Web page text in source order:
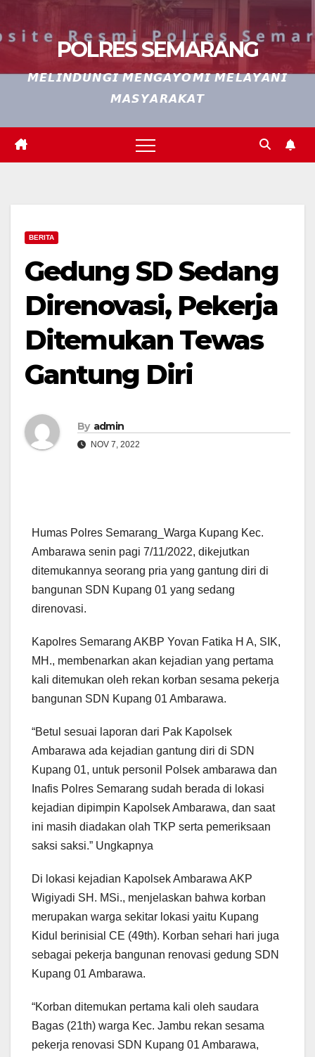
POLRES SEMARANG
𝙈𝙀𝙇𝙄𝙉𝘿𝙐𝙉𝙂𝙄 𝙈𝙀𝙉𝙂𝘼𝙔𝙊𝙈𝙄 𝙈𝙀𝙇𝘼𝙔𝘼𝙉𝙄
𝙈𝘼𝙎𝙔𝘼𝙍𝘼𝙆𝘼𝙏
BERITA
Gedung SD Sedang
Direnovasi, Pekerja
Ditemukan Tewas
Gantung Diri
By admin
NOV 7, 2022
Humas Polres Semarang_Warga Kupang Kec.
Ambarawa senin pagi 7/11/2022, dikejutkan
ditemukannya seorang pria yang gantung diri di
bangunan SDN Kupang 01 yang sedang
direnovasi.
Kapolres Semarang AKBP Yovan Fatika H A, SIK,
MH., membenarkan akan kejadian yang pertama
kali ditemukan oleh rekan korban sesama pekerja
bangunan SDN Kupang 01 Ambarawa.
“Betul sesuai laporan dari Pak Kapolsek
Ambarawa ada kejadian gantung diri di SDN
Kupang 01, untuk personil Polsek ambarawa dan
Inafis Polres Semarang sudah berada di lokasi
kejadian dipimpin Kapolsek Ambarawa, dan saat
ini masih diadakan olah TKP serta pemeriksaan
saksi saksi.” Ungkapnya
Di lokasi kejadian Kapolsek Ambarawa AKP
Wigiyadi SH. MSi., menjelaskan bahwa korban
merupakan warga sekitar lokasi yaitu Kupang
Kidul berinisial CE (49th). Korban sehari hari juga
sebagai pekerja bangunan renovasi gedung SDN
Kupang 01 Ambarawa.
“Korban ditemukan pertama kali oleh saudara
Bagas (21th) warga Kec. Jambu rekan sesama
pekerja renovasi SDN Kupang 01 Ambarawa,